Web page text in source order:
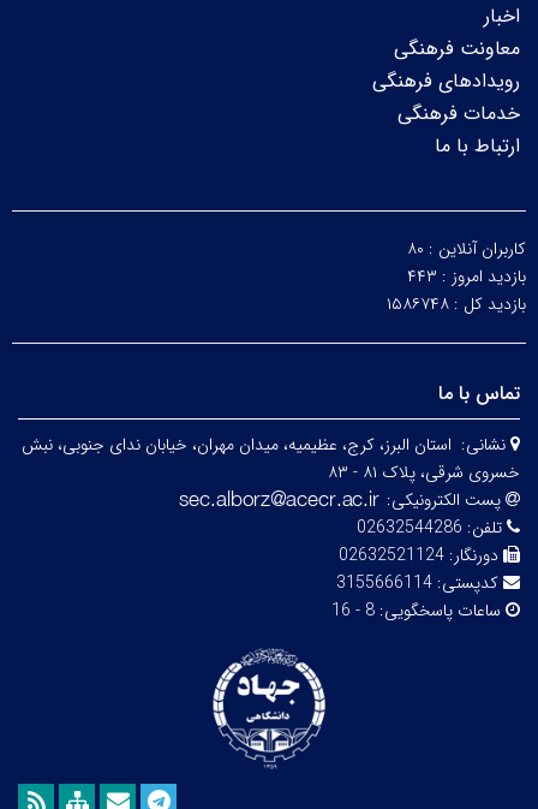
اخبار
معاونت فرهنگی
رویدادهای فرهنگی
خدمات فرهنگی
ارتباط با ما
کاربران آنلاین : ۸۰
بازدید امروز : ۴۴۳
بازدید کل : ۱۵۸۶۷۴۸
تماس با ما
نشانی: استان البرز، کرج، عظیمیه، میدان مهران، خیابان ندای جنوبی، نبش
خسروی شرقی، پلاک ۸۱ - ۸۳
پست الکترونیکی:
تلفن: 02632544286
دورنگار: 02632521124
کدپستی: 3155666114
ساعات پاسخگویی: 8 - 16